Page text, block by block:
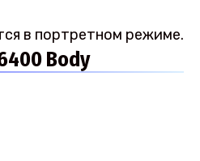
в портретном режиме.
Body